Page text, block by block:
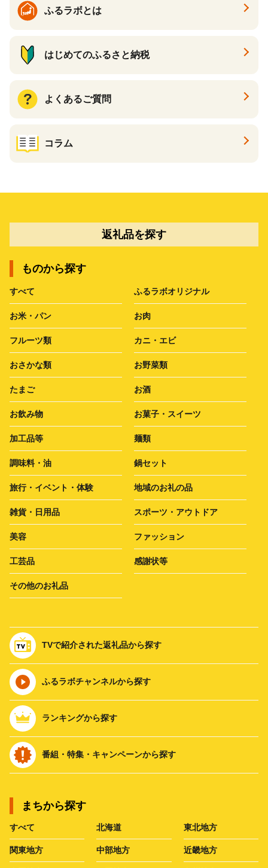
ふるラボとは
はじめてのふるさと納税
よくあるご質問
コラム
返礼品を探す
ものから探す
すべて ふるラボオリジナル
お米・パン お肉
フルーツ類 カニ・エビ
おさかな類 お野菜類
たまご お酒
お飲み物 お菓子・スイーツ
加工品等 麺類
調味料・油 鍋セット
旅行・イベント・体験 地域のお礼の品
雑貨・日用品 スポーツ・アウトドア
美容 ファッション
工芸品 感謝状等
その他のお礼品
TVで紹介された返礼品から探す
ふるラボチャンネルから探す
ランキングから探す
番組・特集・キャンペーンから探す
まちから探す
すべて 北海道 東北地方
関東地方 中部地方 近畿地方